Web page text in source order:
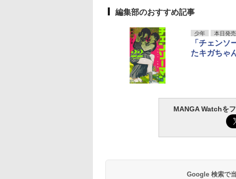
編集部のおすすめ記事
少年 本日発売
「チェン
たキガちゃ
MANGA Watchを
Google 検索で